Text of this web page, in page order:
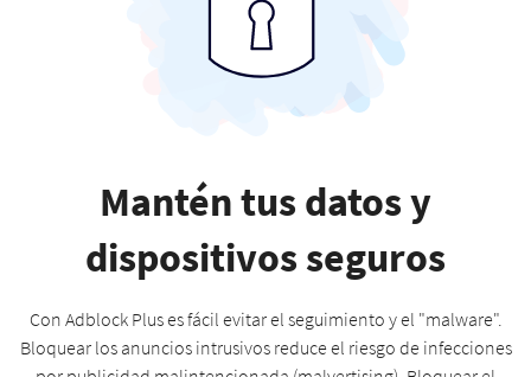
Mantén tus datos y
dispositivos seguros
Con Adblock Plus es fácil evitar el seguimiento y el "malware".
Bloquear los anuncios intrusivos reduce el riesgo de infecciones